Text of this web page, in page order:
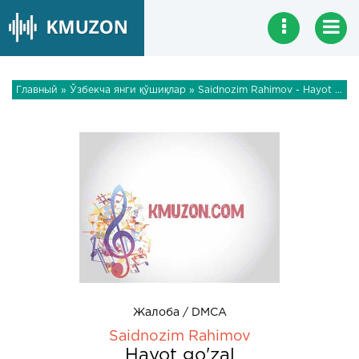
Главный » Ўзбекча янги қўшиқлар » Saidnozim Rahimov - Hayot go'zal
Жалоба / DMCA
Saidnozim Rahimov
Hayot go'zal